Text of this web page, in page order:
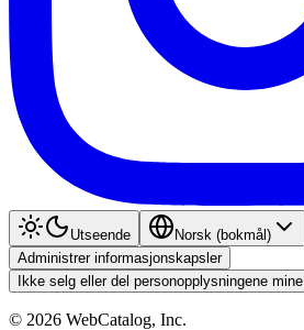
Utseende
Norsk (bokmål)
Administrer informasjonskapsler
Ikke selg eller del personopplysningene mine
© 2026 WebCatalog, Inc.